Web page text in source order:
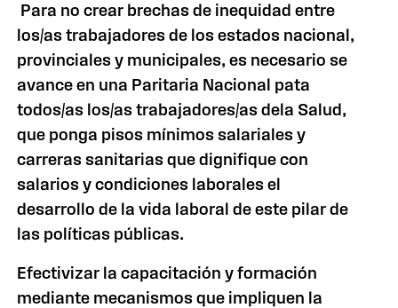
Para no crear brechas de inequidad entre
los/as trabajadores de los estados nacional,
provinciales y municipales, es necesario se
avance en una Paritaria Nacional pata
todos/as los/as trabajadores/as dela Salud,
que ponga pisos mínimos salariales y
carreras sanitarias que dignifique con
salarios y condiciones laborales el
desarrollo de la vida laboral de este pilar de
las políticas públicas.
Efectivizar la capacitación y formación
mediante mecanismos que impliquen la